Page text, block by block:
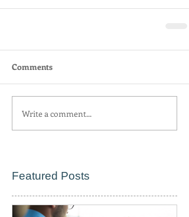
Comments
Write a comment...
Featured Posts